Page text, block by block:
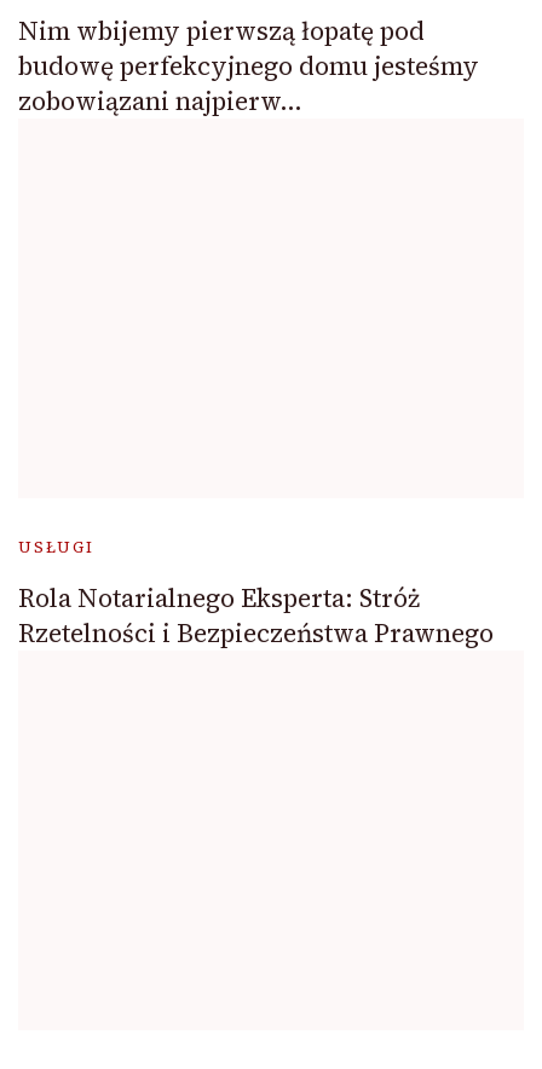
Nim wbijemy pierwszą łopatę pod
budowę perfekcyjnego domu jesteśmy
zobowiązani najpierw…
USŁUGI
Rola Notarialnego Eksperta: Stróż
Rzetelności i Bezpieczeństwa Prawnego